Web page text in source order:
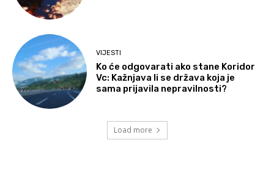
VIJESTI
Ko će odgovarati ako stane Koridor
Vc: Kažnjava li se država koja je
sama prijavila nepravilnosti?
Load more